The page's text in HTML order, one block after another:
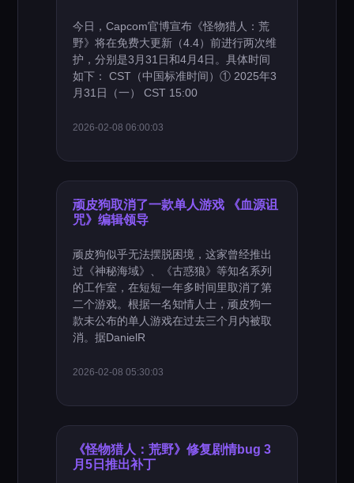
今日，Capcom官博宣布《怪物猎人：荒
野》将在免费大更新（4.4）前进行两次维
护，分别是3月31日和4月4日。具体时间
如下： CST（中国标准时间）① 2025年3
月31日（一） CST 15:00
2026-02-08 06:00:03
顽皮狗取消了一款单人游戏 《血源诅
咒》编辑领导
顽皮狗似乎无法摆脱困境，这家曾经推出
过《神秘海域》、《古惑狼》等知名系列
的工作室，在短短一年多时间里取消了第
二个游戏。根据一名知情人士，顽皮狗一
款未公布的单人游戏在过去三个月内被取
消。据DanielR
2026-02-08 05:30:03
《怪物猎人：荒野》修复剧情bug 3
月5日推出补丁